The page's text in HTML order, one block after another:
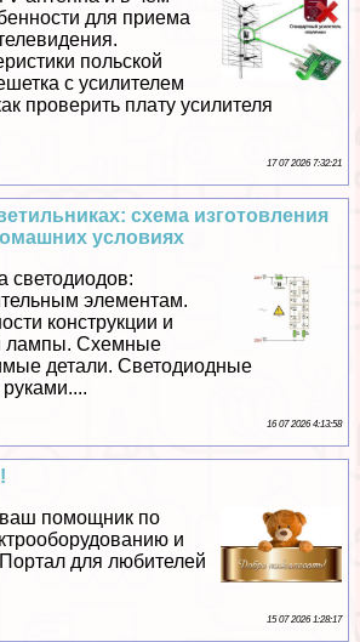
для приема
польской
с усилителем
проверить плату усилителя
17 07 2026 7:32:21
схема изготовления
условиях
светодиодов:
элементам.
конструкции и
лампы. Схемные
детали. Светодиодные
16 07 2026 4:13:58
помощник по
и
для любителей
15 07 2026 1:28:17